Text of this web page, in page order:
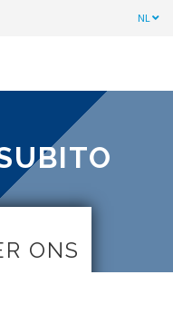
NL
ONS